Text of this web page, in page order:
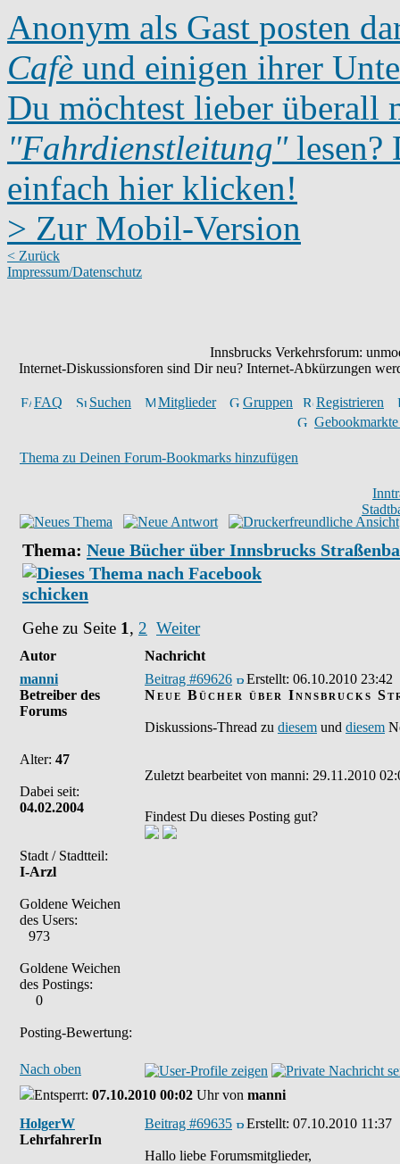
Anonym als Gast posten
Cafè und einigen ihrer
Du möchtest lieber überall
"Fahrdienstleitung"lesen?
einfach hier klicken!
> Zur Mobil-Version
< Zurück
Impressum/Datenschutz
Innsbrucks Verkehrsforum:
Internet-Diskussionsforen sind Dir neu? Internet-Abkürzungen
FAQ Suchen Mitglieder Gruppen
Registrieren
Thema zu Deinen Forum-Bookmarks hinzufügen
Thema: Neue Bücher über Innsbrucks
Gehe zu Seite 1, 2 Weiter
Autor
Nachricht
manni
Betreiber des
Forums
Alter: 47
Dabei seit:
04.02.2004
Stadt / Stadtteil:
I-Arzl
Goldene Weichen
des Users:
973
Goldene Weichen
des Postings:
0
Posting-Bewertung:
Beitrag #69626 Erstellt: 06.10.2010 23:42
Neue Bücher über Innsbrucks
Diskussions-Thread zu diesem und diesem
Zuletzt bearbeitet von manni: 29.11.2010
Findest Du dieses Posting gut?
Nach oben
Entsperrt: 07.10.2010 00:02 Uhr von manni
HolgerW
LehrfahrerIn
Beitrag #69635 Erstellt: 07.10.2010 11:37
Hallo liebe Forumsmitglieder,